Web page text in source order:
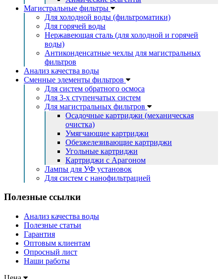
Магистральные фильтры
Для холодной воды (фильтроматики)
Для горячей воды
Нержавеющая сталь (для холодной и горячей
воды)
Антиконденсатные чехлы для магистральных
фильтров
Анализ качества воды
Сменные элементы фильтров
Для систем обратного осмоса
Для 3-х ступенчатых систем
Для магистральных фильтров
Осадочные картриджи (механическая
очистка)
Умягчающие картриджи
Обезжелезивающие картриджи
Угольные картриджи
Картриджи с Арагоном
Лампы для УФ установок
Для систем с нанофильтрацией
Полезные ссылки
Анализ качества воды
Полезные статьи
Гарантия
Оптовым клиентам
Опросный лист
Наши работы